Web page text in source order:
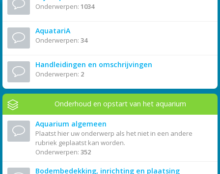
Onderwerpen: 1034
AquatariA
Onderwerpen: 34
Handleidingen en omschrijvingen
Onderwerpen: 2
Onderhoud en opstart van het aquarium
Aquarium algemeen
Plaatst hier uw onderwerp als het niet in een andere
rubriek geplaatst kan worden.
Onderwerpen: 352
Bodembedekking, inrichting en plaatsing